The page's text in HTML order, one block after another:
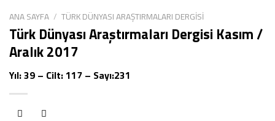
ANA SAYFA / TÜRK DÜNYASI ARAŞTIRMALARI DERGISI
Türk Dünyası Araştırmaları Dergisi Kasım /
Aralık 2017
Yıl: 39 – Cilt: 117 – Sayı:231